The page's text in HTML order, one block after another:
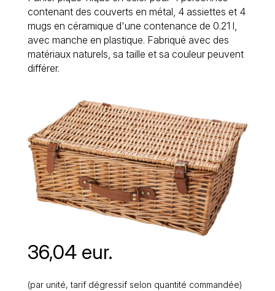
36,04 eur.
(par unité, tarif dégressif selon quantité commandée)
contenant des couverts en métal, 4 assiettes et 4
mugs en céramique d'une contenance de 0.21 l,
avec manche en plastique. Fabriqué avec des
matériaux naturels, sa taille et sa couleur peuvent
différer.